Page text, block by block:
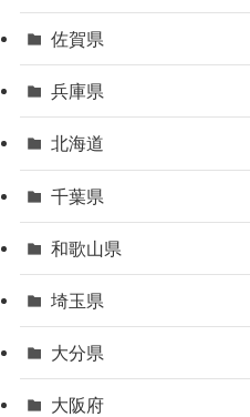
佐賀県
兵庫県
北海道
千葉県
和歌山県
埼玉県
大分県
大阪府